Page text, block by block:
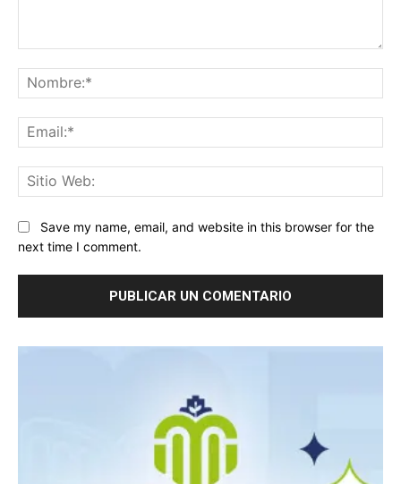
Save my name, email, and website in this browser for the
next time I comment.